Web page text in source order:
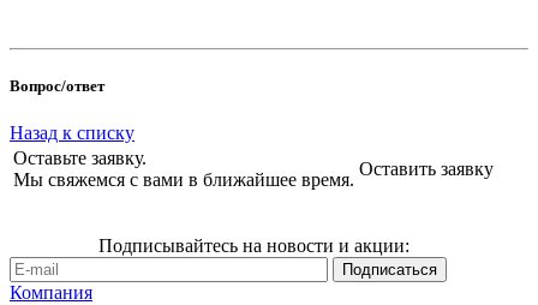
Вопрос/ответ
Назад к списку
Оставьте заявку.
Мы свяжемся с вами в ближайшее время.
Оставить заявку
Подписывайтесь на новости и акции:
Компания